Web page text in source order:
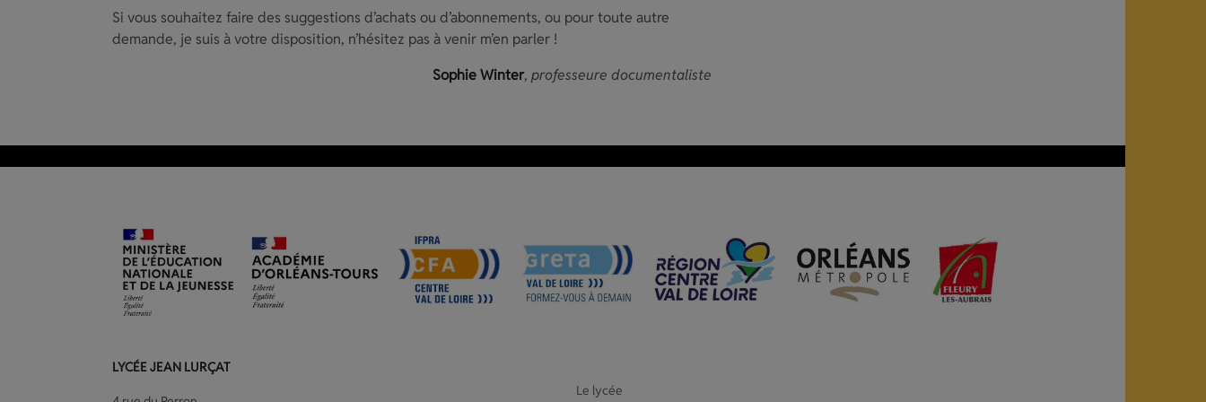
Si vous souhaitez faire des suggestions d’achats ou d’abonnements, ou pour toute autre
demande, je suis à votre disposition, n’hésitez pas à venir m’en parler !
Sophie Winter, professeure documentaliste
LYCÉE JEAN LURÇAT
Le lycée